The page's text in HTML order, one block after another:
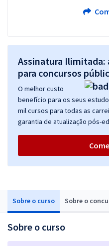
Sobre o curso Sobre o
Sobre o curso
Assinatura Ilimitada:
para concursos
O melhor custo
benefício para os seus
mil cursos para todas as
garantia de atualização pós-